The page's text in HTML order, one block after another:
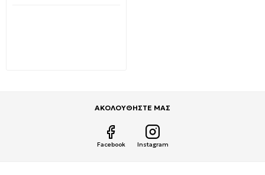
ΑΚΟΛΟΥΘΗΣΤΕ ΜΑΣ
Facebook Instagram